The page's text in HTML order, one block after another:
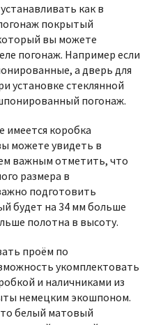
как в
покрытый
вы можете
погонаж. Например если
а дверь для
установке стеклянной
погонаж.
имеется коробка
можете увидеть в
важным отметить, что
размера в
подготовить
будет на 34 мм больше
полотна в высоту.
проём по
укомплектовать
и наличниками из
немецким экошпоном.
белый матовый